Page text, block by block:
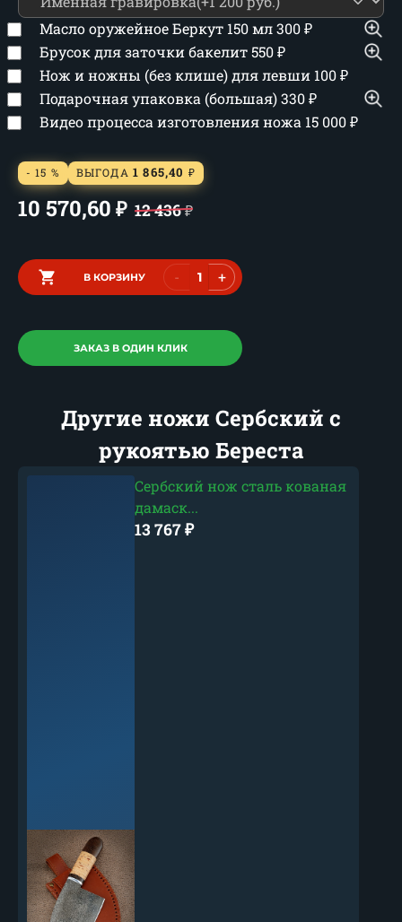
Масло оружейное Беркут 150 мл300₽
Брусок для заточки бакелит550₽
Нож и ножны (без клише) для левши 100₽
Подарочная упаковка (большая)330₽
Видео процесса изготовления ножа 15 000₽
- 15 % ВЫГОДА 1 865,40 ₽
10 570,60 ₽ 12 436₽
В КОРЗИНУ - +
ЗАКАЗ В ОДИН КЛИК
Другие ножи Сербский с
рукоятью Береста
Сербский нож сталь кованая
дамаск...
13 767₽